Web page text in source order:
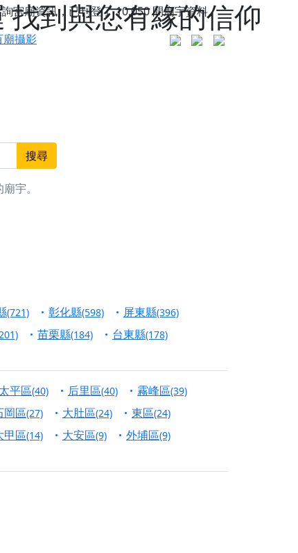
到與您有緣的信仰
宮廟資訊，已刊登了10,050間廟宇資料。
廟攝影
搜尋
宇。
，一同回到母娘慈悲座前，祈福納祥、慎
先的感恩、對親人的思念，也是為家人祈
善信大德共同參與。
祈求安息，也為自身與家人累積福德、種
親自坐鎮主法！幫你累積的功德福報自然
，祈願闔家平安、地方祥和、福運綿長。
慈光，共祈平安吉祥
、闔家平安的殊勝因緣。
(721) 彰化縣(598) 屏東縣(396)
苗栗縣(184) 台東縣(178)
太平區(40) 后里區(40) 霧峰區(39)
岡區(27) 大肚區(24) 東區(24)
甲區(14) 大安區(9) 外埔區(9)